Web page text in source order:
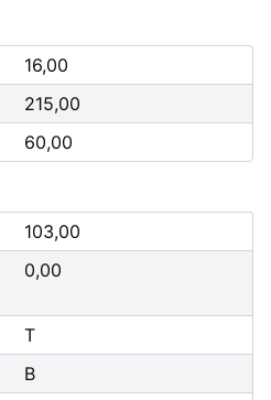
16,00
215,00
60,00
103,00
0,00
T
B